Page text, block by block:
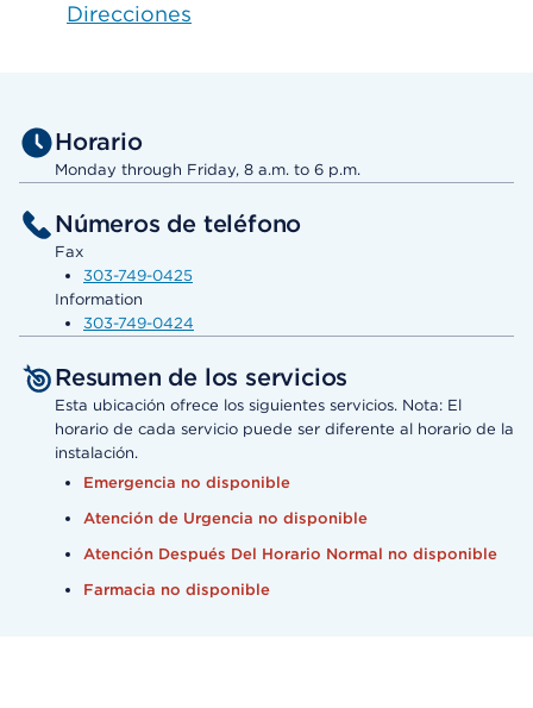
Direcciones
Horario
Monday through Friday, 8 a.m. to 6 p.m.
Números de teléfono
Fax
303-749-0425
Information
303-749-0424
Resumen de los servicios
Esta ubicación ofrece los siguientes servicios. Nota: El
horario de cada servicio puede ser diferente al horario de la
instalación.
Emergencia no disponible
Atención de Urgencia no disponible
Atención Después Del Horario Normal no disponible
Farmacia no disponible